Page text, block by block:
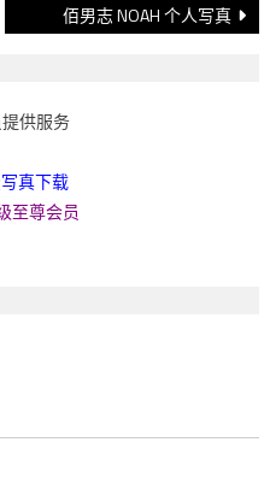
佰男志 NOAH 个人写真
供服务
真下载
至尊会员